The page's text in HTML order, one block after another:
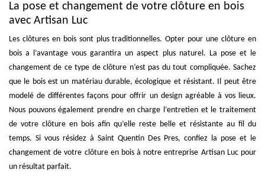
La pose et changement de votre clôture en bois
avec Artisan Luc
Les clôtures en bois sont plus traditionnelles. Opter pour une clôture en
bois a l’avantage vous garantira un aspect plus naturel. La pose et le
changement de ce type de clôture n’est pas du tout compliquée. Sachez
que le bois est un matériau durable, écologique et résistant. Il peut être
modelé de différentes façons pour offrir un design agréable à vos lieux.
Nous pouvons également prendre en charge l’entretien et le traitement
de votre clôture en bois afin qu’elle reste belle et résistante au fil du
temps. Si vous résidez à Saint Quentin Des Pres, confiez la pose et le
changement de votre clôture en bois à notre entreprise Artisan Luc pour
un résultat parfait.